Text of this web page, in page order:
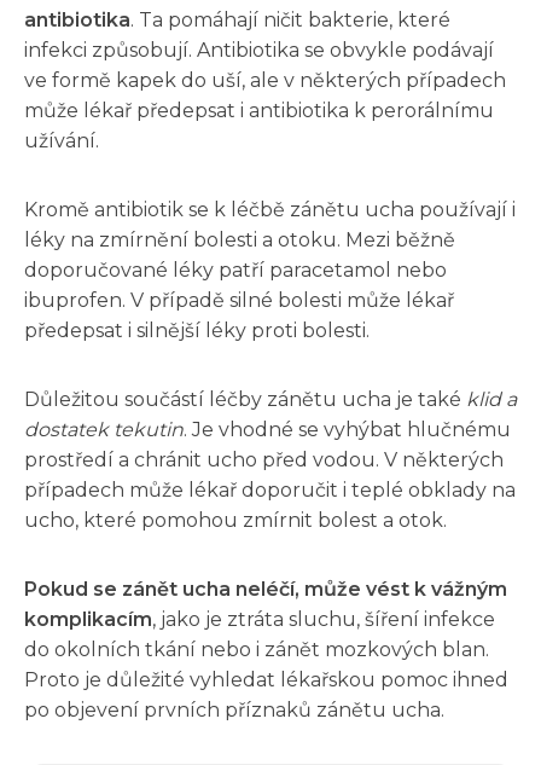
antibiotika. Ta pomáhají ničit bakterie, které
infekci způsobují. Antibiotika se obvykle podávají
ve formě kapek do uší, ale v některých případech
může lékař předepsat i antibiotika k perorálnímu
užívání.
Kromě antibiotik se k léčbě zánětu ucha používají i
léky na zmírnění bolesti a otoku. Mezi běžně
doporučované léky patří paracetamol nebo
ibuprofen. V případě silné bolesti může lékař
předepsat i silnější léky proti bolesti.
Důležitou součástí léčby zánětu ucha je také klid a
dostatek tekutin. Je vhodné se vyhýbat hlučnému
prostředí a chránit ucho před vodou. V některých
případech může lékař doporučit i teplé obklady na
ucho, které pomohou zmírnit bolest a otok.
Pokud se zánět ucha neléčí, může vést k vážným
komplikacím, jako je ztráta sluchu, šíření infekce
do okolních tkání nebo i zánět mozkových blan.
Proto je důležité vyhledat lékařskou pomoc ihned
po objevení prvních příznaků zánětu ucha.